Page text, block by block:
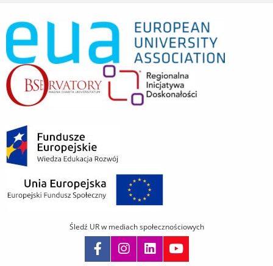
Śledź UR w mediach społecznościowych